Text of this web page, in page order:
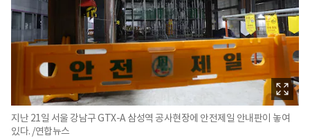
지난 21일 서울 강남구 GTX-A 삼성역 공사현장에 안전제일 안내판이 놓여
있다. /연합뉴스